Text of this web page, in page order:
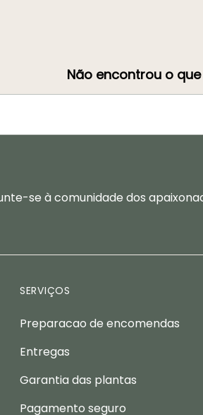
Não encontrou o
se à comunidade dos
SERVIÇOS
Preparacao de encomendas
Entregas
Garantia das plantas
Pagamento seguro